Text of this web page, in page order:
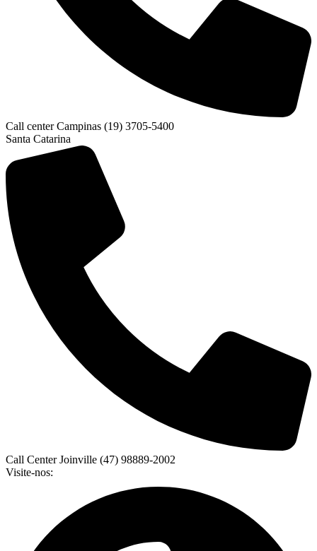
Call center Campinas (19) 3705-5400
Santa Catarina
Call Center Joinville (47) 98889-2002
Visite-nos: